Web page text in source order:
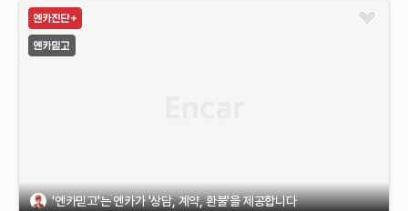
'엔카믿고'는 엔카가 '상담, 계약, 환불'을 제공합니다